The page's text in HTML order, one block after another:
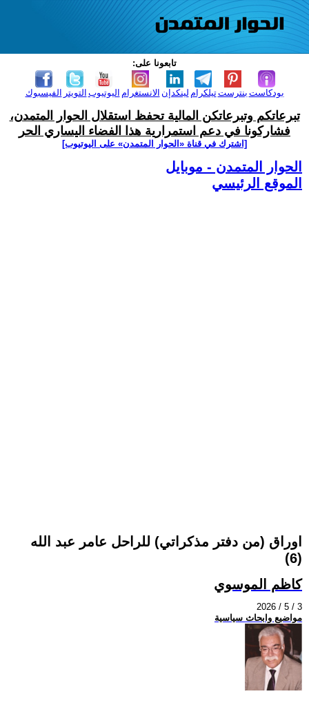
تابعونا على:
الفيسبوك التويتر اليوتيوب الانستغرام لينكدإن تيلكرامبنترست بودكاست
تبرعاتكم وتبرعاتكن المالية تحفظ استقلال الحوار المتمدن،
فشاركونا في دعم استمرارية هذا الفضاء اليساري الحر
[اشترك في قناة ‫«الحوار المتمدن» على اليوتيوب]
الحوار المتمدن - موبايل
الموقع الرئيسي
اوراق (من دفتر مذكراتي) للراحل عامر عبد الله
(6)
كاظم الموسوي
2026 / 5 / 3
مواضيع وابحاث سياسية